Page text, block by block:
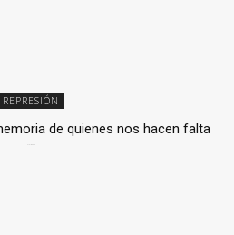
REPRESIÓN
de quienes nos hacen falta